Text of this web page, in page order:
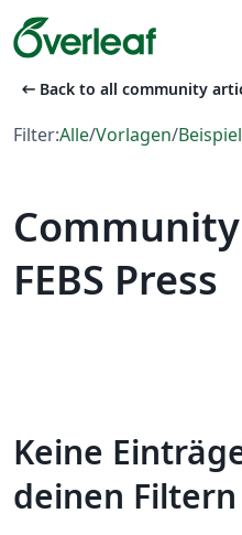
arrow_left_alt Back to all community
Filter:Alle/Vorlagen/
FEBS Press
Keine
deinen Filtern